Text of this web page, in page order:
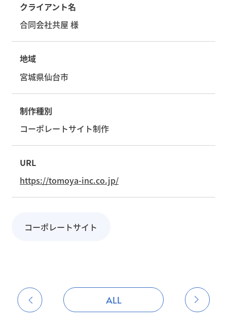
クライアント名
合同会社共屋 様
地域
宮城県仙台市
制作種別
コーポレートサイト制作
URL
https://tomoya-inc.co.jp/
コーポレートサイト
ALL